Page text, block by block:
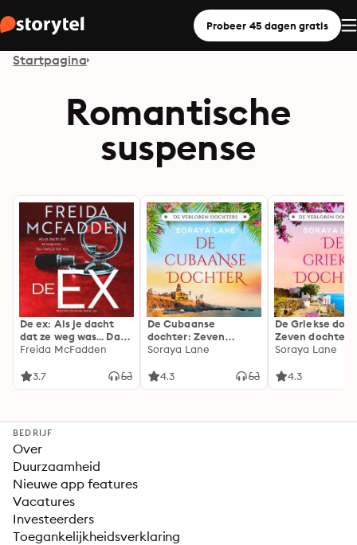
Probeer 45 dagen gratis
Startpagina
Romantische
suspense
De ex: Als je dacht
dat ze weg was... Dan
heb je het mis
Freida McFadden
3.7
De Cubaanse
dochter: Zeven
dochters. Zeven
liefdes.
Soraya Lane
4.3
De Griekse
Zeven dochters.
Zeven
Soraya Lane
4.3
BEDRIJF
Over
Duurzaamheid
Nieuwe app features
Vacatures
Investeerders
Toegankelijkheidsverklaring